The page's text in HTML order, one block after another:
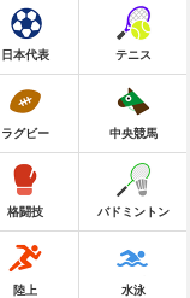
日本代表 テニス
ラグビー 中央競馬
格闘技 バドミントン
陸上 水泳